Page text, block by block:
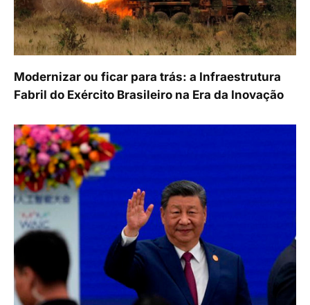
Modernizar ou ficar para trás: a Infraestrutura
Fabril do Exército Brasileiro na Era da Inovação